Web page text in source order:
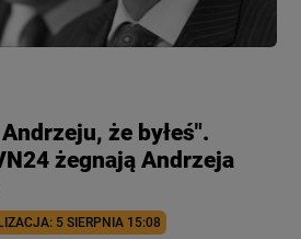
że byłeś".
żegnają Andrzeja
5 SIERPNIA 15:08